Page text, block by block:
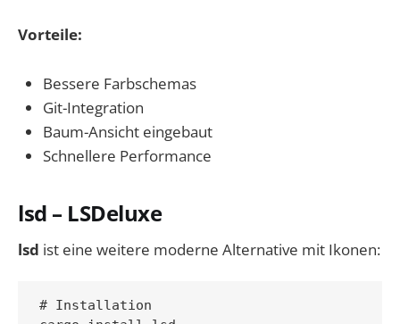
Vorteile:
Bessere Farbschemas
Git-Integration
Baum-Ansicht eingebaut
Schnellere Performance
lsd – LSDeluxe
lsd ist eine weitere moderne Alternative mit Ikonen:
# Installation